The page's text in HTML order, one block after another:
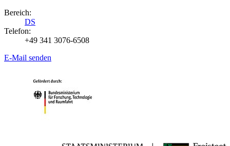
Bereich:
DS
Telefon:
+49 341 3076-6508
E-Mail senden